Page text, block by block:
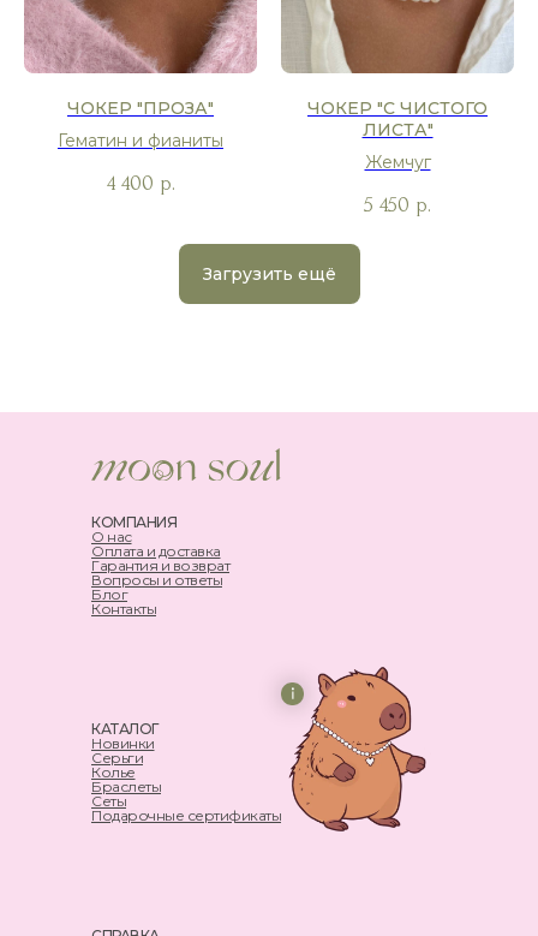
ЧОКЕР "ПРОЗА"
Гематин и фианиты
4 400 р.
ЧОКЕР "С ЧИСТОГО
ЛИСТА"
Жемчуг
5 450 р.
Загрузить ещё
КОМПАНИЯ
О нас
Оплата и доставка
Гарантия и возврат
Вопросы и ответы
Блог
Контакты
КАТАЛОГ
Новинки
Серьги
Колье
Браслеты
Сеты
Подарочные сертификаты